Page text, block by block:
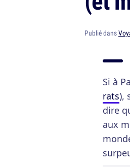
Publié dans
Si à
rats),
dire
aux